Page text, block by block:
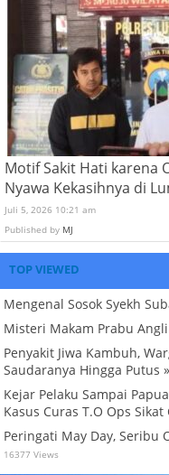
Motif Sakit Hati karena
Nyawa Kekasihnya di
Juli 5, 2026 10:21 am
Published by MJ
TOP VIEWED
Mengenal Sosok Syekh
Misteri Makam Prabu
Penyakit Jiwa Kambuh,
Saudaranya Hingga Putus »
Kejar Pelaku Sampai
Kasus Curas T.O Ops Sikat
Peringati May Day, Seribu
16377 Views